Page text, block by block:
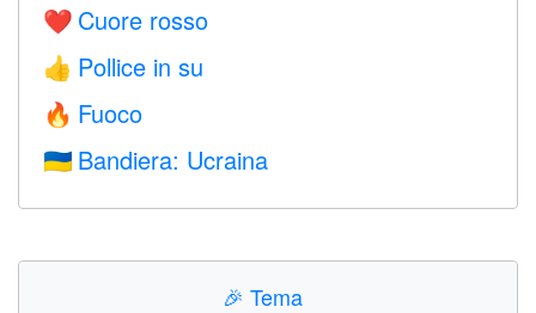
❤️ Cuore rosso
👍 Pollice in su
🔥 Fuoco
🇺🇦 Bandiera: Ucraina
🎉 Tema